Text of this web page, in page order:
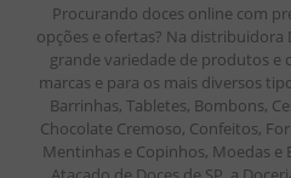
Procurando doces online com
opções e ofertas? Na
grande variedade de produtos e
marcas e para os mais diversos
Barrinhas, Tabletes, Bombons,
Chocolate Cremoso, Confeitos,
Mentinhas e Copinhos, Moedas e